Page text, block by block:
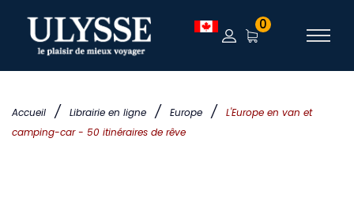
Accueil / Librairie en ligne / Europe /
L'Europe en van et
camping-car - 50 itinéraires de rêve
0